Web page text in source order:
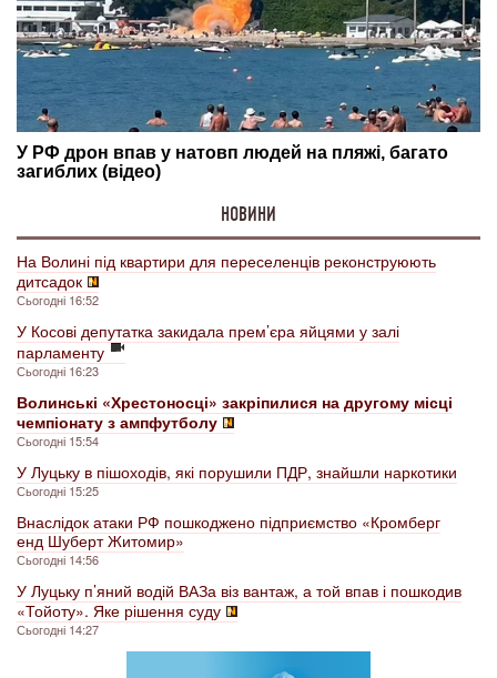
НОВИНИ
На Волині під квартири для переселенців реконструюють
дитсадок
Сьогодні 16:52
У Косові депутатка закидала прем’єра яйцями у залі
парламенту
Сьогодні 16:23
Волинські «Хрестоносці» закріпилися на другому місці
чемпіонату з ампфутболу
Сьогодні 15:54
У Луцьку в пішоходів, які порушили ПДР, знайшли наркотики
Сьогодні 15:25
Внаслідок атаки РФ пошкоджено підприємство «Кромберг
енд Шуберт Житомир»
Сьогодні 14:56
У Луцьку п’яний водій ВАЗа віз вантаж, а той впав і пошкодив
«Тойоту». Яке рішення суду
Сьогодні 14:27